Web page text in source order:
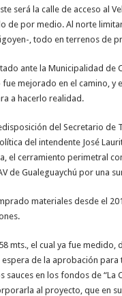
será la calle de acceso al
de por medio. Al norte
, todo en terrenos de
ante la Municipalidad de
mejorado en el camino, y
a hacerlo realidad.
del Secretario de
del intendente José
el cerramiento perimetral
de Gualeguaychú por una
materiales desde el
mts., el cual ya fue
de la aprobación
en los fondos de “La
al proyecto, que en